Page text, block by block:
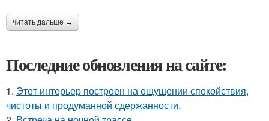
читать дальше →
Последние обновления на сайте:
1. Этот интерьер построен на ощущении спокойствия,
чистоты и продуманной сдержанности.